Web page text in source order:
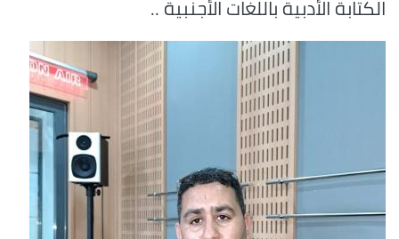
الكتابة الأدبية باللغات الأجنبية ..